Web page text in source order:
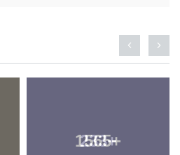
1565+